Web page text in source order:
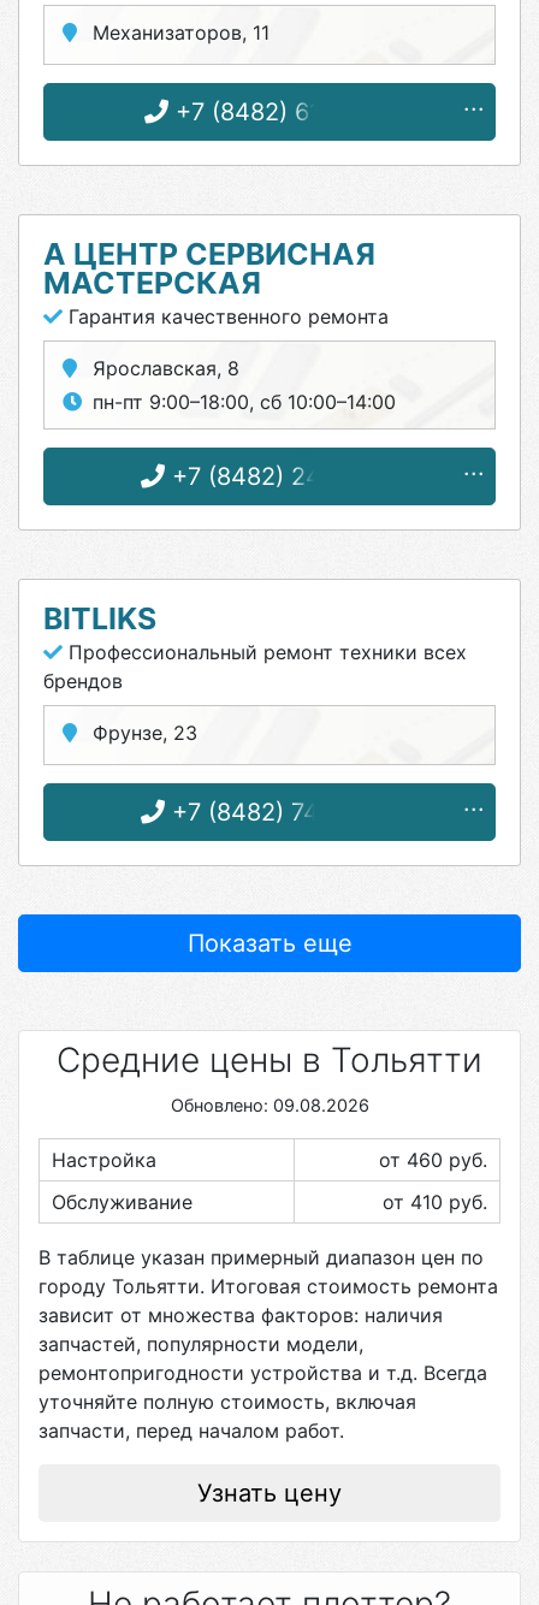
Механизаторов, 11
+7 (8482) 61-61-70
А ЦЕНТР СЕРВИСНАЯ
МАСТЕРСКАЯ
Гарантия качественного ремонта
Ярославская, 8
пн-пт 9:00–18:00, сб 10:00–14:00
+7 (8482) 24-41-80
BITLIKS
Профессиональный ремонт техники всех
брендов
Фрунзе, 23
+7 (8482) 74-04-25
Показать еще
Средние цены в Тольятти
Обновлено: 09.08.2026
Настройка от 460 руб.
Обслуживание
от 410 руб.
В таблице указан примерный диапазон цен по
городу Тольятти. Итоговая стоимость ремонта
зависит от множества факторов: наличия
запчастей, популярности модели,
ремонтопригодности устройства и т.д. Всегда
уточняйте полную стоимость, включая
запчасти, перед началом работ.
Узнать цену